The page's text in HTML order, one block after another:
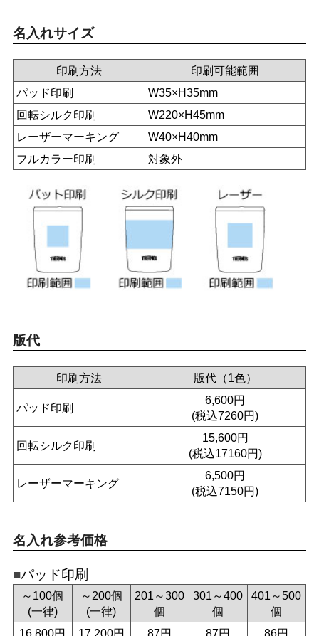
名入れサイズ
印刷方法
印刷可能範囲
パッド印刷
W35×H35mm
回転シルク印刷
W220×H45mm
レーザーマーキング
W40×H40mm
フルカラー印刷
対象外
版代
印刷方法 版代（1色）
パッド印刷
6,600円
(税込7260円)
回転シルク印刷
15,600円
(税込17160円)
レーザーマーキング
6,500円
(税込7150円)
名入れ参考価格
パッド印刷
～100個
(一律)
～200個
(一律)
201～300
個
301～400
個
401～500
個